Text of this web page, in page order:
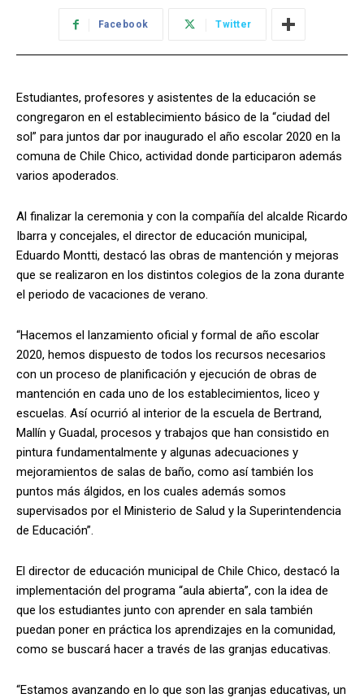
Facebook Twitter
Estudiantes, profesores y asistentes de la educación se
congregaron en el establecimiento básico de la “ciudad del
sol” para juntos dar por inaugurado el año escolar 2020 en la
comuna de Chile Chico, actividad donde participaron además
varios apoderados.
Al finalizar la ceremonia y con la compañía del alcalde Ricardo
Ibarra y concejales, el director de educación municipal,
Eduardo Montti, destacó las obras de mantención y mejoras
que se realizaron en los distintos colegios de la zona durante
el periodo de vacaciones de verano.
“Hacemos el lanzamiento oficial y formal de año escolar
2020, hemos dispuesto de todos los recursos necesarios
con un proceso de planificación y ejecución de obras de
mantención en cada uno de los establecimientos, liceo y
escuelas. Así ocurrió al interior de la escuela de Bertrand,
Mallín y Guadal, procesos y trabajos que han consistido en
pintura fundamentalmente y algunas adecuaciones y
mejoramientos de salas de baño, como así también los
puntos más álgidos, en los cuales además somos
supervisados por el Ministerio de Salud y la Superintendencia
de Educación”.
El director de educación municipal de Chile Chico, destacó la
implementación del programa “aula abierta”, con la idea de
que los estudiantes junto con aprender en sala también
puedan poner en práctica los aprendizajes en la comunidad,
como se buscará hacer a través de las granjas educativas.
“Estamos avanzando en lo que son las granjas educativas, un